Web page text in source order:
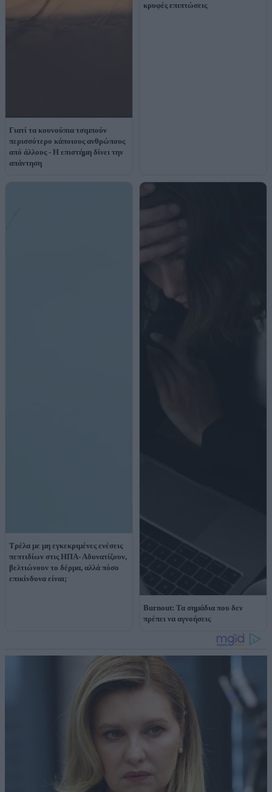
Γιατί τα κουνούπια τσιμπούν
περισσότερο κάποιους ανθρώπους
από άλλους - Η επιστήμη δίνει την
απάντηση
κρυφές επιπτώσεις
Τρέλα με μη εγκεκριμένες ενέσεις
πεπτιδίων στις ΗΠΑ- Αδυνατίζουν,
βελτιώνουν το δέρμα, αλλά πόσο
επικίνδυνα είναι;
Burnout: Τα σημάδια που δεν
πρέπει να αγνοήσεις